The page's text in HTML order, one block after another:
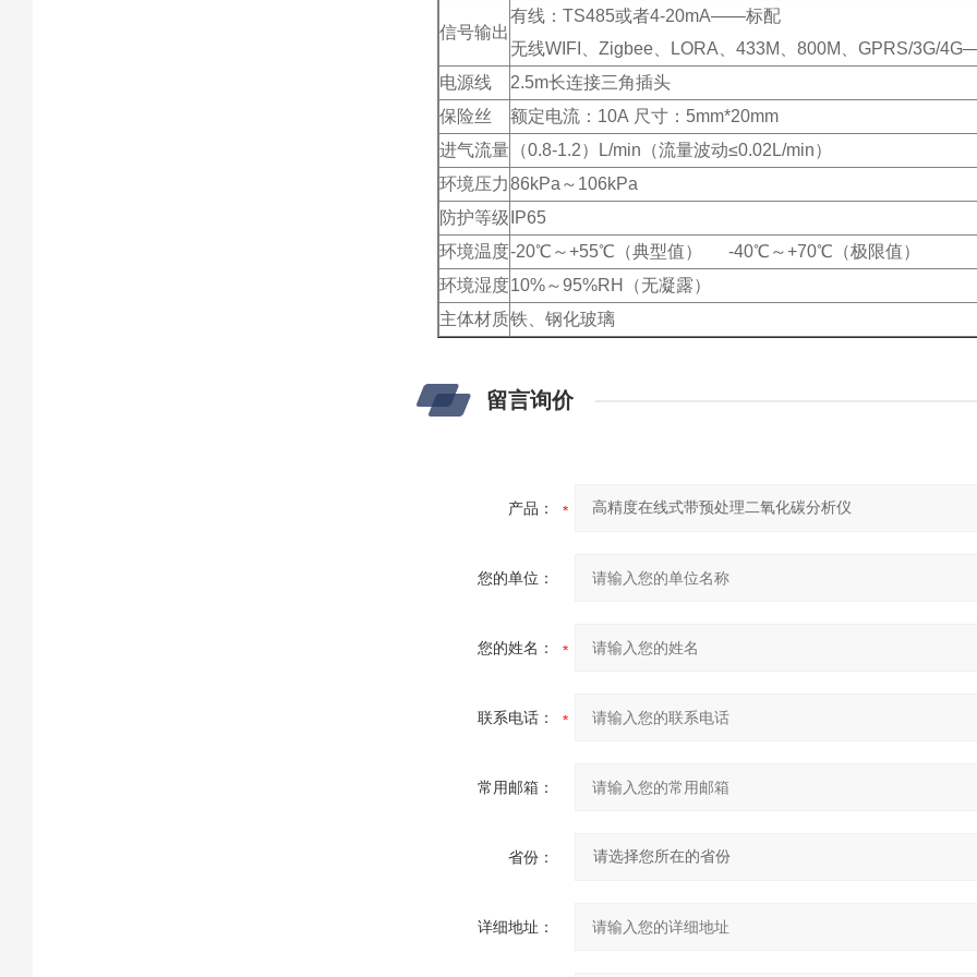
信号输出
有线：TS485或者4-20mA——标配
无线WIFI、Zigbee、LORA、433M、800M、GPRS/3G/
电源线
2.5m长连接三角插头
保险丝
额定电流：10A 尺寸：5mm*20mm
进气流量 （0.8-1.2）L/min（流量波动≤0.02L/min）
环境压力86kPa～106kPa
防护等级 IP65
环境温度-20℃～+55℃（典型值） -40℃～+70℃（极限值）
环境湿度10%～95%RH（无凝露）
主体材质铁、钢化玻璃
留言询价
产品：
您的单位：
您的姓名：
联系电话：
常用邮箱：
省份：
详细地址：